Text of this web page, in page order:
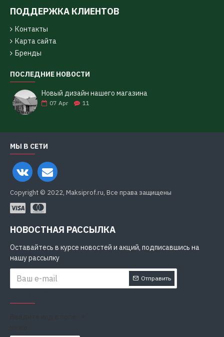
ПОДДЕРЖКА КЛИЕНТОВ
Контакты
Карта сайта
Бренды
ПОСЛЕДНИЕ НОВОСТИ
Новый дизайн нашего магазина
07 Apr 11
МЫ В СЕТИ
Copyright © 2022, Maksiprof.ru, Все права защищены
НОВОСТНАЯ РАССЫЛКА
Оставайтесь в курсе новостей и акций, подписавшись на
нашу рассылку
Отправить